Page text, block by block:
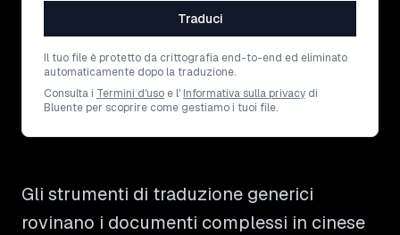
Traduci
Il tuo file è protetto da crittografia end-to-end ed eliminato
automaticamente dopo la traduzione.
Consulta i Termini d'uso e l' Informativa sulla privacy di
Bluente per scoprire come gestiamo i tuoi file.
Gli strumenti di traduzione generici
rovinano i documenti complessi in cinese